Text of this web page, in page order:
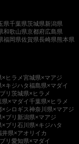
県千葉県茨城県新潟県
和歌山県京都府広島県
福岡県佐賀県長崎県熊本県
×ヒラメ宮城県×マアジ
×キジハタ福島県×マダイ
リ 茨城県×ヒラメ
県×マダイ千葉県×ヒラメ
×シロギス神奈川県×マアジ
×ブリ 新潟県×マアジ
×ブリ 石川県×キジハタ
井県×アオリイカ
リ 愛知県×マダイ